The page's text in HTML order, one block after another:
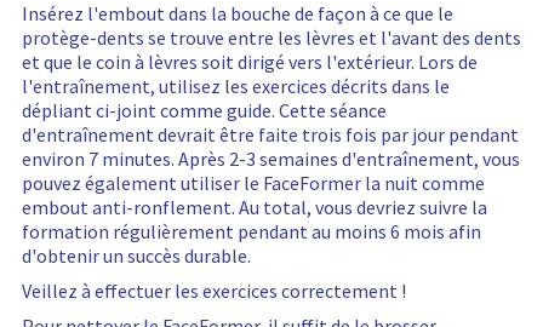
Insérez l'embout dans la bouche de façon à ce que le
protège-dents se trouve entre les lèvres et l'avant des dents
et que le coin à lèvres soit dirigé vers l'extérieur. Lors de
l'entraînement, utilisez les exercices décrits dans le
dépliant ci-joint comme guide. Cette séance
d'entraînement devrait être faite trois fois par jour pendant
environ 7 minutes. Après 2-3 semaines d'entraînement, vous
pouvez également utiliser le FaceFormer la nuit comme
embout anti-ronflement. Au total, vous devriez suivre la
formation régulièrement pendant au moins 6 mois afin
d'obtenir un succès durable.
Veillez à effectuer les exercices correctement !